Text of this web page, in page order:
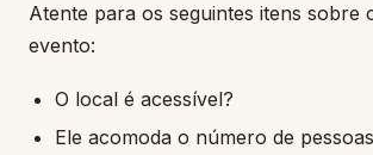
Atente para os seguintes itens sobre
evento:
O local é acessível?
Ele acomoda o número de